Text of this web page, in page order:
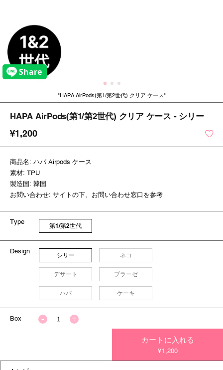
HAPA AirPods(第1/第2世代) クリア ケース
HAPA AirPods(第1/第2世代) クリア ケース - シリー
¥1,200
商品名: ハパ Airpods ケース
素材: TPU
製造国: 韓国
お問い合わせ: サイトの下、お問い合わせ窓口を参考
Type
第1/第2世代
Design
シリー ネコ
デザート ブラーゼ
ハパ ケーキ
Box
カートに入れる
¥1,200